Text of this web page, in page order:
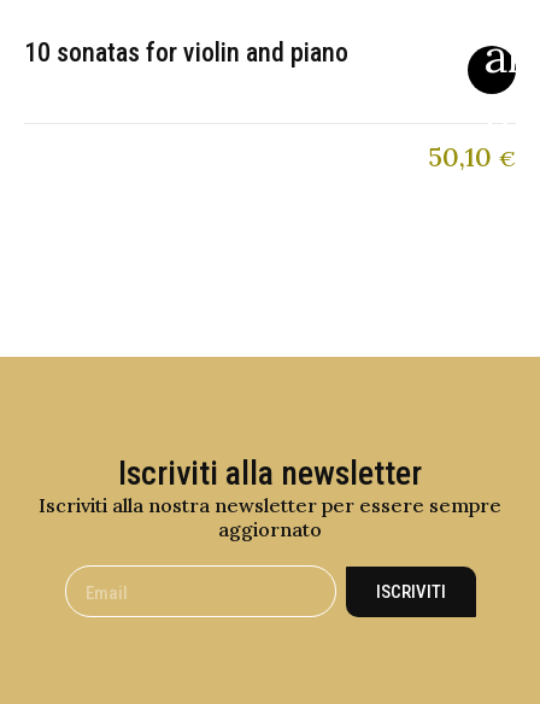
10 sonatas for violin and piano
50,10 €
Iscriviti alla newsletter
Iscriviti alla nostra newsletter per essere sempre
aggiornato
ISCRIVITI